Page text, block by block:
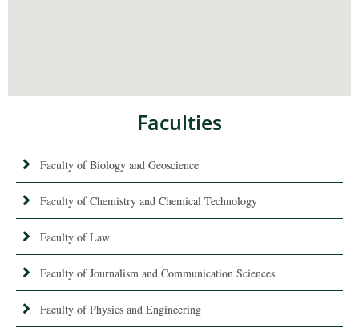
Faculties
Faculty of Biology and Geoscience
Faculty of Chemistry and Chemical Technology
Faculty of Law
Faculty of Journalism and Communication Sciences
Faculty of Physics and Engineering